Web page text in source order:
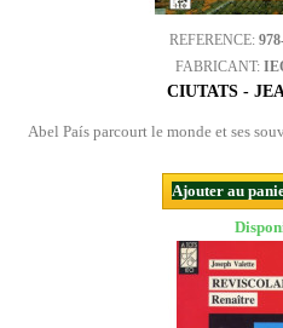
REFERENCE:
FABRICANT:
CIUTATS -
Abel País parcourt le monde et ses
Ajouter au